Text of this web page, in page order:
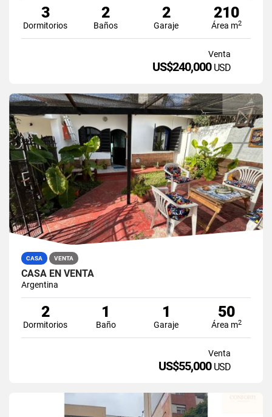
3
Dormitorios
2
Baños
2
Garaje
210
Área m2
Venta
US$240,000 USD
CASA VENTA
CASA EN VENTA
Argentina
2
Dormitorios
1
Baño
1
Garaje
50
Área m2
Venta
US$55,000 USD